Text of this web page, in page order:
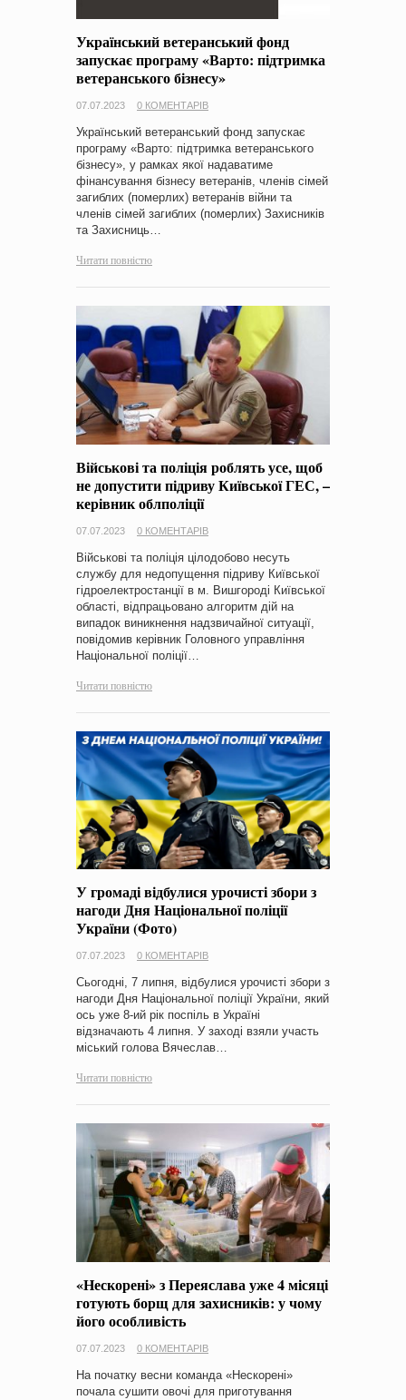
Український ветеранський фонд
запускає програму «Варто: підтримка
ветеранського бізнесу»
07.07.2023 0 КОМЕНТАРІВ
Український ветеранський фонд запускає
програму «Варто: підтримка ветеранського
бізнесу», у рамках якої надаватиме
фінансування бізнесу ветеранів, членів сімей
загиблих (померлих) ветеранів війни та
членів сімей загиблих (померлих) Захисників
та Захисниць…
Читати повністю
Військові та поліція роблять усе, щоб
не допустити підриву Київської ГЕС, –
керівник облполіції
07.07.2023 0 КОМЕНТАРІВ
Військові та поліція цілодобово несуть
службу для недопущення підриву Київської
гідроелектростанції в м. Вишгороді Київської
області, відпрацьовано алгоритм дій на
випадок виникнення надзвичайної ситуації,
повідомив керівник Головного управління
Національної поліції…
Читати повністю
У громаді відбулися урочисті збори з
нагоди Дня Національної поліції
України (Фото)
07.07.2023 0 КОМЕНТАРІВ
Сьогодні, 7 липня, відбулися урочисті збори з
нагоди Дня Національної поліції України, який
ось уже 8-ий рік поспіль в Україні
відзначають 4 липня. У заході взяли участь
міський голова Вячеслав…
Читати повністю
«Нескорені» з Переяслава уже 4 місяці
готують борщ для захисників: у чому
його особливість
07.07.2023 0 КОМЕНТАРІВ
На початку весни команда «Нескорені»
почала сушити овочі для приготування